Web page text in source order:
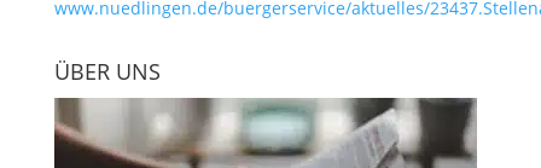
www.nuedlingen.de/buergerservice/aktuelles/
ÜBER UNS